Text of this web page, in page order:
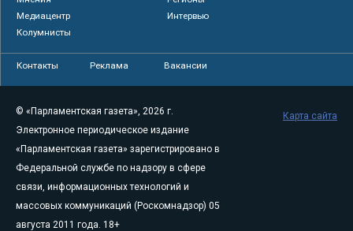
Медиацентр
Интервью
Колумнисты
Контакты Реклама Вакансии
© «Парламентская газета», 2026 г.
Электронное периодическое издание
«Парламентская газета» зарегистрировано в
Федеральной службе по надзору в сфере
связи, информационных технологий и
массовых коммуникаций (Роскомнадзор) 05
августа 2011 года. 18+
Карта сайта